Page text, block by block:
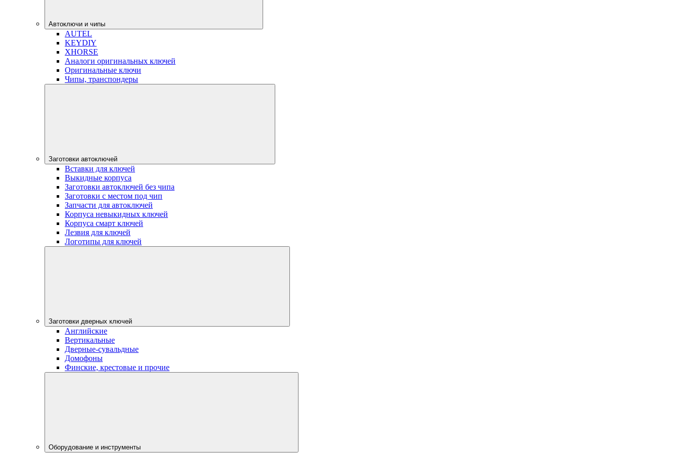
Автоключи и чипы
AUTEL
KEYDIY
XHORSE
Аналоги оригинальных ключей
Оригинальные ключи
Чипы, транспондеры
Заготовки автоключей
Вставки для ключей
Выкидные корпуса
Заготовки автоключей без чипа
Заготовки с местом под чип
Запчасти для автоключей
Корпуса невыкидных ключей
Корпуса смарт ключей
Лезвия для ключей
Логотипы для ключей
Заготовки дверных ключей
Английские
Вертикальные
Дверные-сувальдные
Домофоны
Финские, крестовые и прочие
Оборудование и инструменты